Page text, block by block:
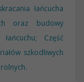
łańcucha
oraz budowy
Część
szkodliwych